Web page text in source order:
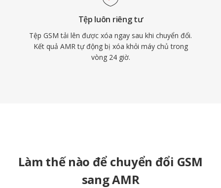
Tệp luôn riêng tư
Tệp GSM tải lên được xóa ngay sau khi chuyển đổi.
Kết quả AMR tự động bị xóa khỏi máy chủ trong
vòng 24 giờ.
Làm thế nào để chuyển đổi GSM
sang AMR